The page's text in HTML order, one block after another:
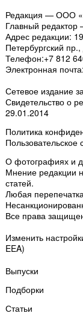
Редакция — ООО
Главный
Адрес редакции:
Петербургский
Телефон:+7 812
Электронная почта:
Сетевое издание
Свидетельство о
29.01.2014
Политика
Пользовательское
О фотографиях и
Мнение редакции
статей.
Любая
Все права
Изменить
EEA)
Выпуски
Подборки
Статьи